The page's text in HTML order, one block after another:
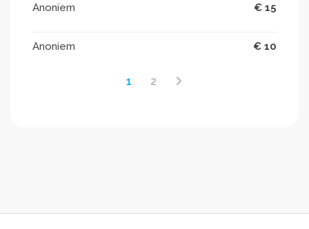
Anoniem € 15
Anoniem € 10
1 2